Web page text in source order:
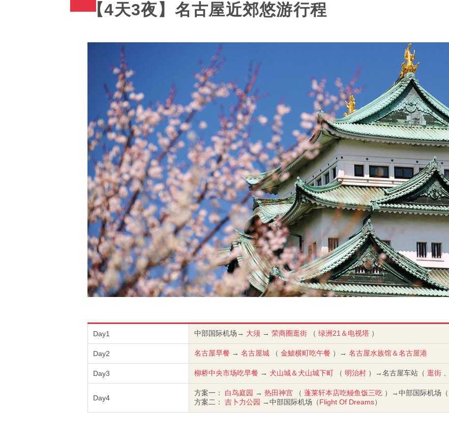
【4天3夜】名古屋近郊悠游行程
Day1 中部国际机场→ 大须 → 荣商圈逛街 （ 绿洲21＆电视塔 ）
Day2 名古屋早餐 → 名古屋城 （ 金鯱横町吃午餐 ）→ 名古屋水族馆＆名古屋港
Day3 柳桥中央市场吃早餐 → 犬山城＆犬山城下町 （ 明治村 ）→名古屋车站（ 逛街 、
Day4
方案一： 白鸟庭园 → 热田神宫 （ 蓬莱轩本店吃鳗鱼饭三吃 ）→中部国际机场（
方案二： 吉卜力公园 →中部国际机场（Flight Of Dreams）